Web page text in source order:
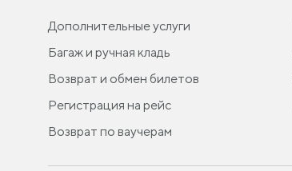
Дополнительные услуги
Багаж и ручная кладь
Возврат и обмен билетов
Регистрация на рейс
Возврат по ваучерам